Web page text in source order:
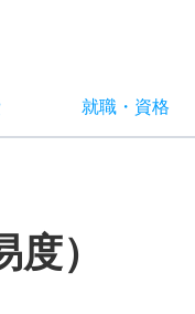
就職・ 資格
）